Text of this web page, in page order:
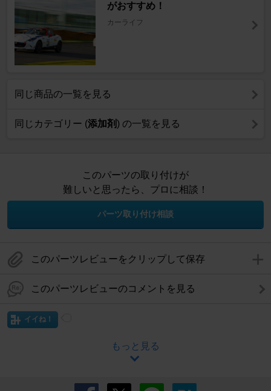
がおすすめ！
カーライフ
同じ商品の一覧を見る
同じカテゴリー (添加剤) の一覧を見る
このパーツの取り付けが
難しいと思ったら、プロに相談！
パーツ取り付け相談
このパーツレビューをクリップして保存
このパーツレビューのコメントを見る
イイね！
もっと見る